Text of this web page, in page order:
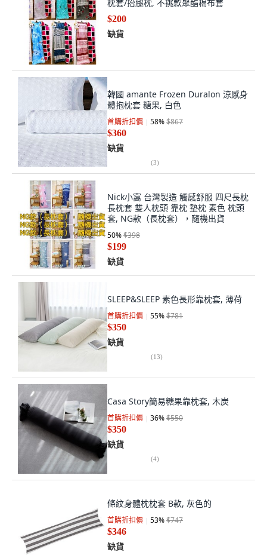
枕套/抬腿枕, 不挑款聚酯棉布套
$200
缺貨
韓國 amante Frozen Duralon 涼感身
體抱枕套 糖果, 白色
首購折扣價 58%$867
$360
缺貨
(3)
Nick小窩 台灣製造 觸感舒服 四尺長枕
長枕套 雙人枕頭 靠枕 墊枕 素色 枕頭
套, NG款（長枕套），隨機出貨
50%$398
$199
缺貨
SLEEP&SLEEP 素色長形靠枕套, 薄荷
首購折扣價 55%$781
$350
缺貨
(13)
Casa Story簡易糖果靠枕套, 木炭
首購折扣價 36%$550
$350
缺貨
(4)
條紋身體枕枕套 B款, 灰色的
首購折扣價 53%$747
$346
缺貨